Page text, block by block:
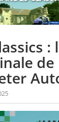
:
de